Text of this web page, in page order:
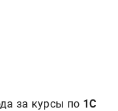
за курсы по 1С